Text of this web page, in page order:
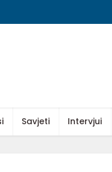
Savjeti Intervjui